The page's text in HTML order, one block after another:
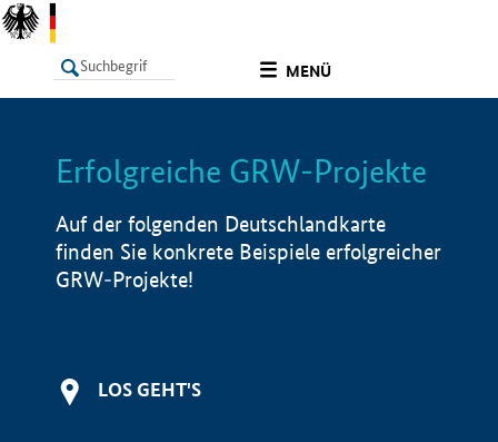
MENÜ
LISTE Info
Erfolgreiche GRW-Projekte
Auf der folgenden Deutschlandkarte
finden Sie konkrete Beispiele erfolgreicher
GRW-Projekte!
LOS GEHT'S